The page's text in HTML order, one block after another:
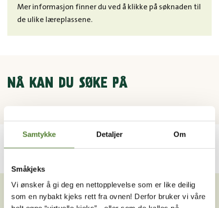
Samtykke Detaljer Om
Småkjeks
Vi ønsker å gi deg en nettopplevelse som er like deilig
som en nybakt kjeks rett fra ovnen! Derfor bruker vi våre
Mer informasjon finner du ved å klikke på søknaden til
de ulike læreplassene.
NÅ KAN DU SØKE PÅ
VIL DU HA NYHETSBREV FRA
OSS?